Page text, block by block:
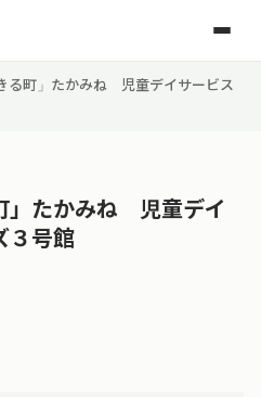
る町」たかみね 児童デイサービス
」たかみね 児童デイ
３号館